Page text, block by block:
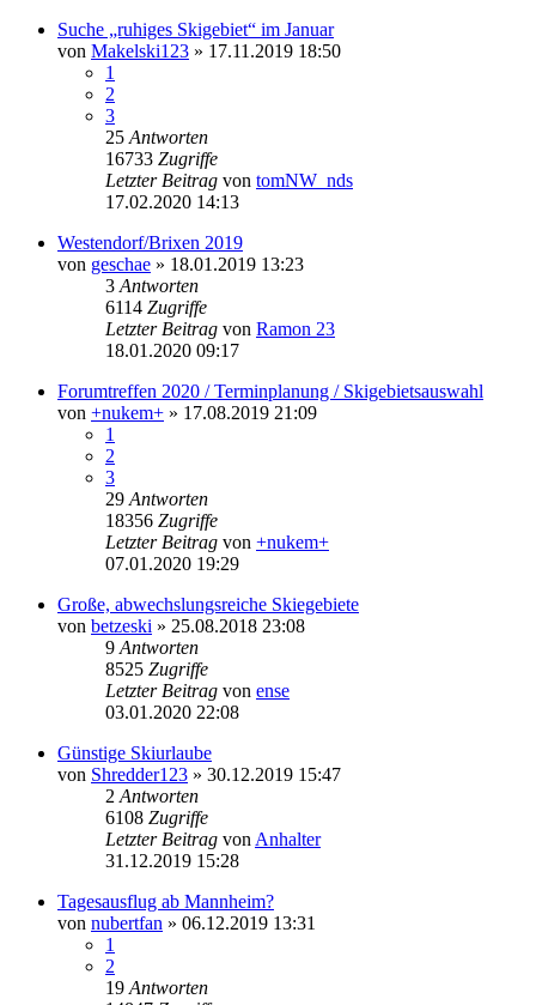
Suche „ruhiges Skigebiet“ im Januar
von Makelski123 » 17.11.2019 18:50
1
2
3
25 Antworten
16733 Zugriffe
Letzter Beitrag von tomNW_nds
17.02.2020 14:13
Westendorf/Brixen 2019
von geschae » 18.01.2019 13:23
3 Antworten
6114 Zugriffe
Letzter Beitrag von Ramon 23
18.01.2020 09:17
Forumtreffen 2020 / Terminplanung / Skigebietsauswahl
von +nukem+ » 17.08.2019 21:09
1
2
3
29 Antworten
18356 Zugriffe
Letzter Beitrag von +nukem+
07.01.2020 19:29
Große, abwechslungsreiche Skiegebiete
von betzeski » 25.08.2018 23:08
9 Antworten
8525 Zugriffe
Letzter Beitrag von ense
03.01.2020 22:08
Günstige Skiurlaube
von Shredder123 » 30.12.2019 15:47
2 Antworten
6108 Zugriffe
Letzter Beitrag von Anhalter
31.12.2019 15:28
Tagesausflug ab Mannheim?
von nubertfan » 06.12.2019 13:31
1
2
19 Antworten